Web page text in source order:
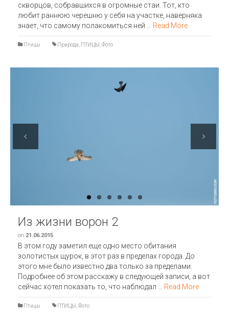
скворцов, собравшихся в огромные стаи. Тот, кто
любит раннюю черешню у себя на участке, наверняка
знает, что самому полакомиться ней … Read More
Птицы Природа ПТИЦЫ Фото
Из жизни ворон 2
on 21.06.2015
В этом году заметил еще одно место обитания
золотистых щурок, в этот раз в пределах города. До
этого мне было известно два только за пределами.
Подробнее об этом расскажу в следующей записи, а вот
сейчас хотел показать то, что наблюдал … Read More
Птицы ПТИЦЫ Фото